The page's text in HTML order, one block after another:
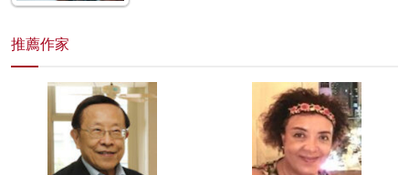
推薦作家